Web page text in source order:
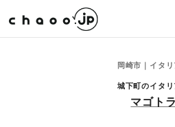
岡崎市｜イタ
城下町のイタリ
マゴトラ